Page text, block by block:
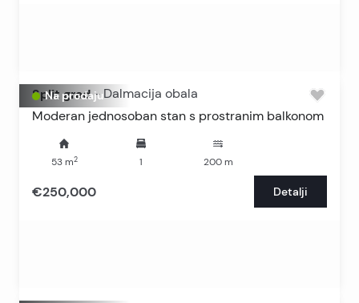
Na prodaju
Split grad - Dalmacija obala
Moderan jednosoban stan s prostranim balkonom
53m2 1 200m
€250,000 Detalji